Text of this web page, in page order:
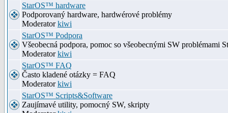
StarOS™ hardware
Podporovaný hardware, hardwérové problémy
Moderatorkiwi
StarOS™ Podpora
Všeobecná podpora, pomoc so všeobecnými SW problémami
Moderatorkiwi
StarOS™ FAQ
Často kladené otázky = FAQ
Moderatorkiwi
StarOS™ Scripts&Software
Zaujímavé utility, pomocný SW, skripty